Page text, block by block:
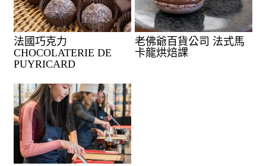
法國巧克力
CHOCOLATERIE DE
PUYRICARD
老佛爺百貨公司 法式馬
卡龍烘焙課